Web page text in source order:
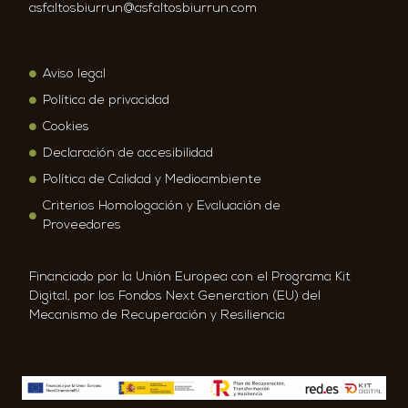
asfaltosbiurrun@asfaltosbiurrun.com
Aviso legal
Política de privacidad
Cookies
Declaración de accesibilidad
Política de Calidad y Medioambiente
Criterios Homologación y Evaluación de
Proveedores
Financiado por la Unión Europea con el Programa Kit
Digital, por los Fondos Next Generation (EU) del
Mecanismo de Recuperación y Resiliencia